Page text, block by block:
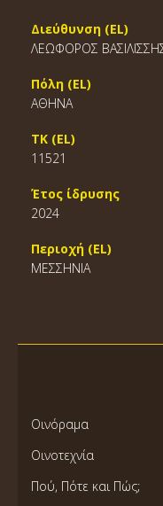
Διεύθυνση (EL)
ΛΕΩΦΟΡΟΣ
Πόλη (EL)
ΑΘΗΝΑ
ΤΚ (EL)
11521
Έτος ίδρυσης
2024
Περιοχή (EL)
ΜΕΣΣΗΝΙΑ
Οινόραμα
Οινοτεχνία
Πού, Πότε και Πώς;